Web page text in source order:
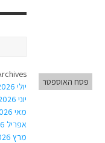
פסח האוספטר
יולי 2026
יוני 2026
מאי 2026
אפריל 2026
מרץ 2026